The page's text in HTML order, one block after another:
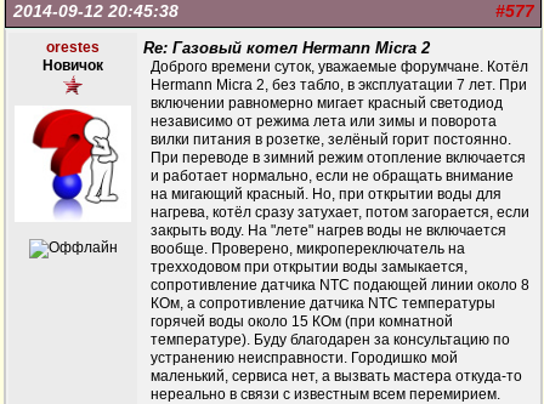
#577
2014-09-12 20:45:38
orestes
Новичок
Re: Газовый котел Hermann Micra 2
Доброго времени суток, уважаемые форумчане. Котёл
Hermann Micra 2, без табло, в эксплуатации 7 лет. При
включении равномерно мигает красный светодиод
независимо от режима лета или зимы и поворота
вилки питания в розетке, зелёный горит постоянно.
При переводе в зимний режим отопление включается
и работает нормально, если не обращать внимание
на мигающий красный. Но, при открытии воды для
нагрева, котёл сразу затухает, потом загорается, если
закрыть воду. На "лете" нагрев воды не включается
вообще. Проверено, микропереключатель на
трехходовом при открытии воды замыкается,
сопротивление датчика NTC подающей линии около 8
КОм, а сопротивление датчика NTC температуры
горячей воды около 15 КОм (при комнатной
температуре). Буду благодарен за консультацию по
устранению неисправности. Городишко мой
маленький, сервиса нет, а вызвать мастера откуда-то
нереально в связи с известным всем перемирием.